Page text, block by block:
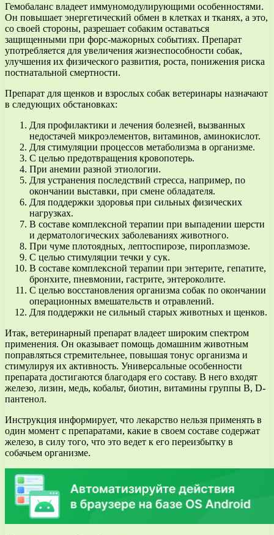
Гемобаланс владеет иммуномодулирующими особенностями.
Он повышает энергетический обмен в клетках и тканях, а это,
со своей стороны, разрешает собаким оставаться
защищенными при форс-мажорных событиях. Препарат
употребляется для увеличения жизнеспособности собак,
улучшения их физического развития, роста, понижения риска
постнатальной смертности.
Препарат для щенков и взрослых собак ветеринары назначают
в следующих обстановках:
Для профилактики и лечения болезней, вызванных
недостачей микроэлементов, витаминов, аминокислот.
Для стимуляции процессов метаболизма в организме.
С целью предотвращения кровопотерь.
При анемии разной этиологии.
Для устранения последствий стресса, например, по
окончании выставки, при смене обладателя.
Для поддержки здоровья при сильных физических
нагрузках.
В составе комплексной терапии при выпадении шерсти
и дерматологических заболеваниях животного.
При чуме плотоядных, лептоспирозе, пироплазмозе.
С целью стимуляции течки у сук.
В составе комплексной терапии при энтерите, гепатите,
бронхите, пневмонии, гастрите, энтероколите.
С целью восстановления организма собак по окончании
операционных вмешательств и отравлений.
Для поддержки не сильный старых животных и щенков.
Итак, ветеринарный препарат владеет широким спектром
применения. Он оказывает помощь домашним животным
поправляться стремительнее, повышая тонус организма и
стимулируя их активность. Универсальные особенности
препарата достигаются благодаря его составу. В него входят
железо, лизин, медь, кобальт, биотин, витамины группы В, D-
пантенол.
Инструкция информирует, что лекарство нельзя применять в
один момент с препаратами, какие в своем составе содержат
железо, в силу того, что это ведет к его переизбытку в
собачьем организме.